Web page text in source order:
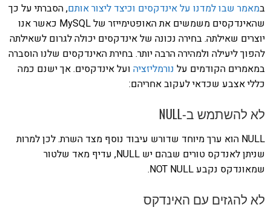
במאמר שבו למדנו על אינדקסים וכיצד ליצור אותם, הסברתי על כך
שהאינדקסים משמשים את האופטימייזר של MySQL כאשר אנו
יוצרים שאילתה. בחירה נכונה של אינדקסים יכולה לגרום לשאילתה
להפוך ליעילה ולמהירה הרבה יותר. בחירת האינדקסים שלנו הוסברה
במאמרים הקודמים על נורמליזציה ועל אינדקסים. אך ישנם כמה
כללי אצבע שכדאי לעקוב אחריהם:
לא להשתמש ב-NULL
NULL הוא ערך מיוחד שדורש עיבוד נוסף מצד השרת. לכן למרות
שניתן לאנדקס טורים שבהם יש NULL, עדיף מאד שלטור
שמאונדקס נקבע NOT NULL.
לא להגזים עם האינדקס